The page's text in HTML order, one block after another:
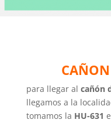
para llegar al cañón
llegamos a la
tomamos la HU-631